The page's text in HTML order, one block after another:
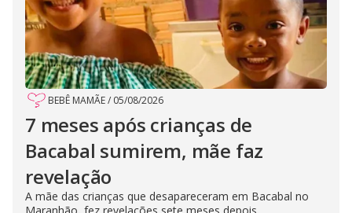
BEBÊ MAMÃE/ 05/08/2026
7 meses após crianças de
Bacabal sumirem, mãe faz
revelação
A mãe das crianças que desapareceram em Bacabal no